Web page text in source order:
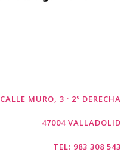
CALLE MURO, 3 · 2º DERECHA
47004 VALLADOLID
TEL: 983 308 543